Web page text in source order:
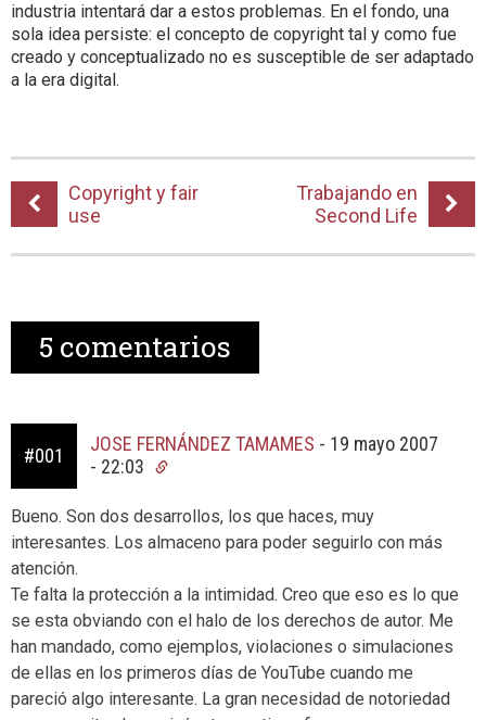
industria intentará dar a estos problemas. En el fondo, una
sola idea persiste: el concepto de copyright tal y como fue
creado y conceptualizado no es susceptible de ser adaptado
a la era digital.
Copyright y fair
use
Trabajando en
Second Life
5 comentarios
#001
JOSE FERNÁNDEZ TAMAMES - 19 mayo 2007
- 22:03
Bueno. Son dos desarrollos, los que haces, muy
interesantes. Los almaceno para poder seguirlo con más
atención.
Te falta la protección a la intimidad. Creo que eso es lo que
se esta obviando con el halo de los derechos de autor. Me
han mandado, como ejemplos, violaciones o simulaciones
de ellas en los primeros días de YouTube cuando me
pareció algo interesante. La gran necesidad de notoriedad